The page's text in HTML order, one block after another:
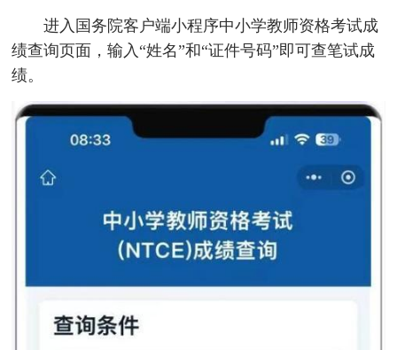
进入国务院客户端小程序中小学教师资格考试成
绩查询页面，输入“姓名”和“证件号码”即可查笔试成
绩。